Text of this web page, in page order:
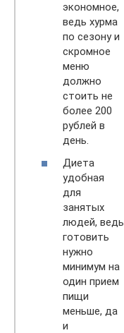
экономное,
ведь хурма
по сезону и
скромное
меню
должно
стоить не
более 200
рублей в
день.
Диета
удобная
для
занятых
людей, ведь
готовить
нужно
минимум на
один прием
пищи
меньше, да
и